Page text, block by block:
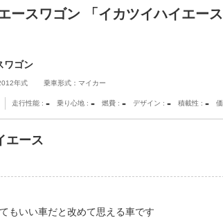
ースワゴン 「イカツイハイエー
ワゴン
年式 乗車形式：マイカー
走行性能 - 乗り心地 - 燃費 - デザイン - 積載性 -
エース
もいい車だと改めて思える車です